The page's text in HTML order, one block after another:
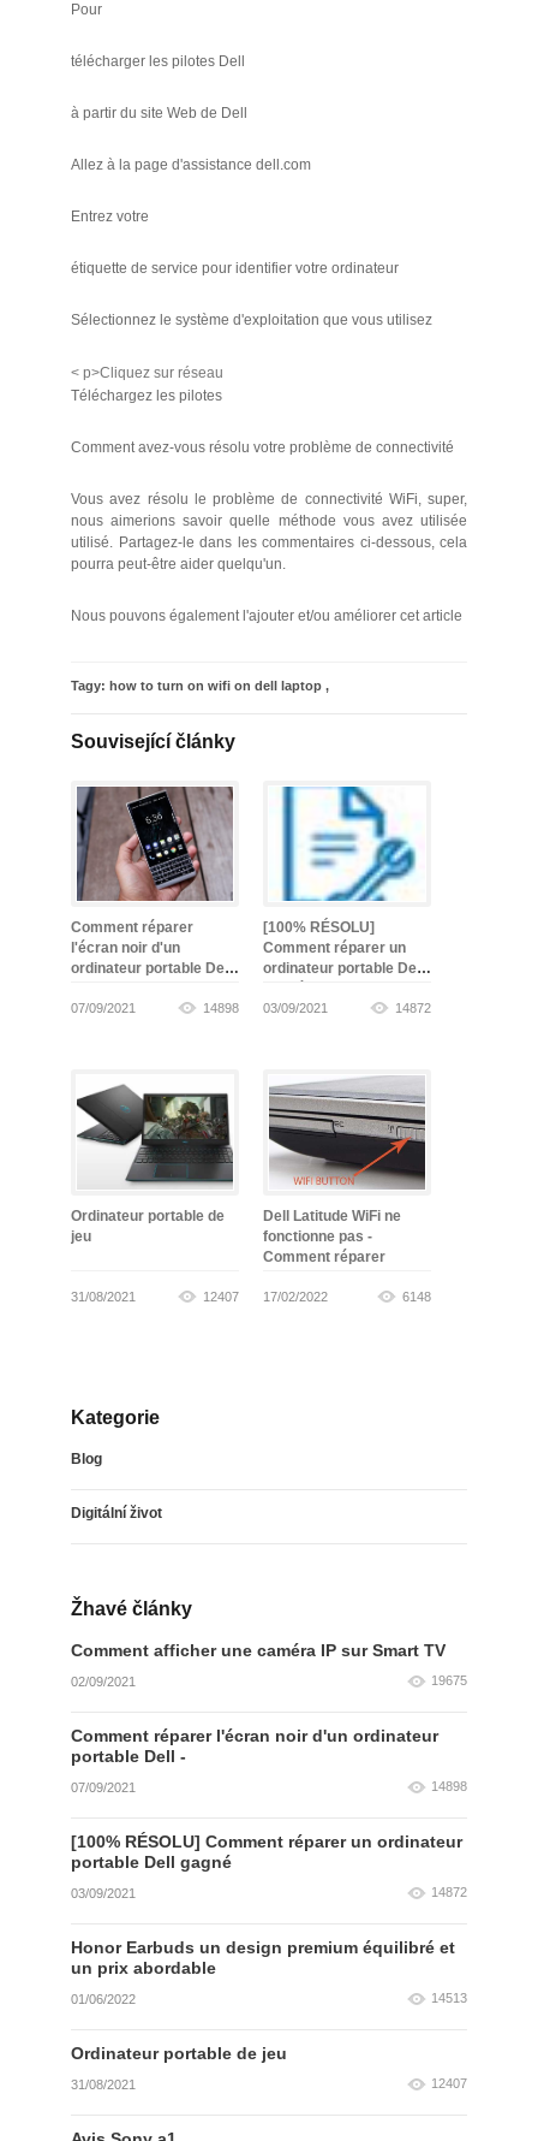
Pour
télécharger les pilotes Dell
à partir du site Web de Dell
Allez à la page d'assistance dell.com
Entrez votre
étiquette de service pour identifier votre ordinateur
Sélectionnez le système d'exploitation que vous utilisez
< p>Cliquez sur réseau
Téléchargez les pilotes
Comment avez-vous résolu votre problème de connectivité
Vous avez résolu le problème de connectivité WiFi, super,
nous aimerions savoir quelle méthode vous avez utilisée
utilisé. Partagez-le dans les commentaires ci-dessous, cela
pourra peut-être aider quelqu'un.
Nous pouvons également l'ajouter et/ou améliorer cet article
Tagy: how to turn on wifi on dell laptop ,
Související články
Comment réparer
l'écran noir d'un
ordinateur portable Dell
07/09/2021 14898
[100% RÉSOLU]
Comment réparer un
ordinateur portable Dell
03/09/2021 14872
Ordinateur portable de
jeu
31/08/2021 12407
Dell Latitude WiFi ne
fonctionne pas -
Comment réparer
17/02/2022 6148
Kategorie
Blog
Digitální život
Žhavé články
Comment afficher une caméra IP sur Smart TV
02/09/2021 19675
Comment réparer l'écran noir d'un ordinateur
portable Dell -
07/09/2021 14898
[100% RÉSOLU] Comment réparer un ordinateur
portable Dell gagné
03/09/2021 14872
Honor Earbuds un design premium équilibré et
un prix abordable
01/06/2022 14513
Ordinateur portable de jeu
31/08/2021 12407